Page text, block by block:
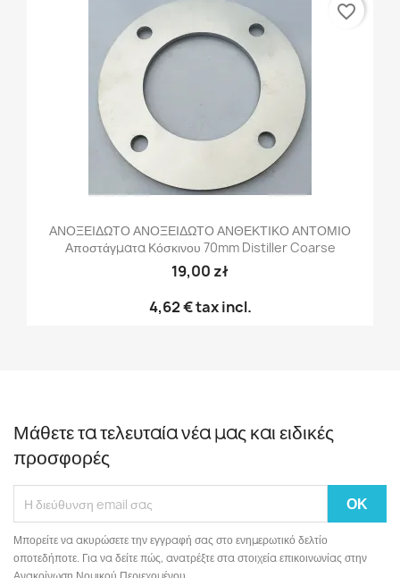
ΑΝΟΞΕΙΔΩΤΟ ΑΝΟΞΕΙΔΩΤΟ ΑΝΘΕΚΤΙΚΟ ΑΝΤΟΜΙΟ
Αποστάγματα Κόσκινου 70mm Distiller Coarse
19,00 zł
4,62 €tax incl.
favorite_border
Μάθετε τα τελευταία νέα μας και ειδικές
προσφορές
Μπορείτε να ακυρώσετε την εγγραφή σας στο ενημερωτικό δελτίο
οποτεδήποτε. Για να δείτε πώς, ανατρέξτε στα στοιχεία επικοινωνίας στην